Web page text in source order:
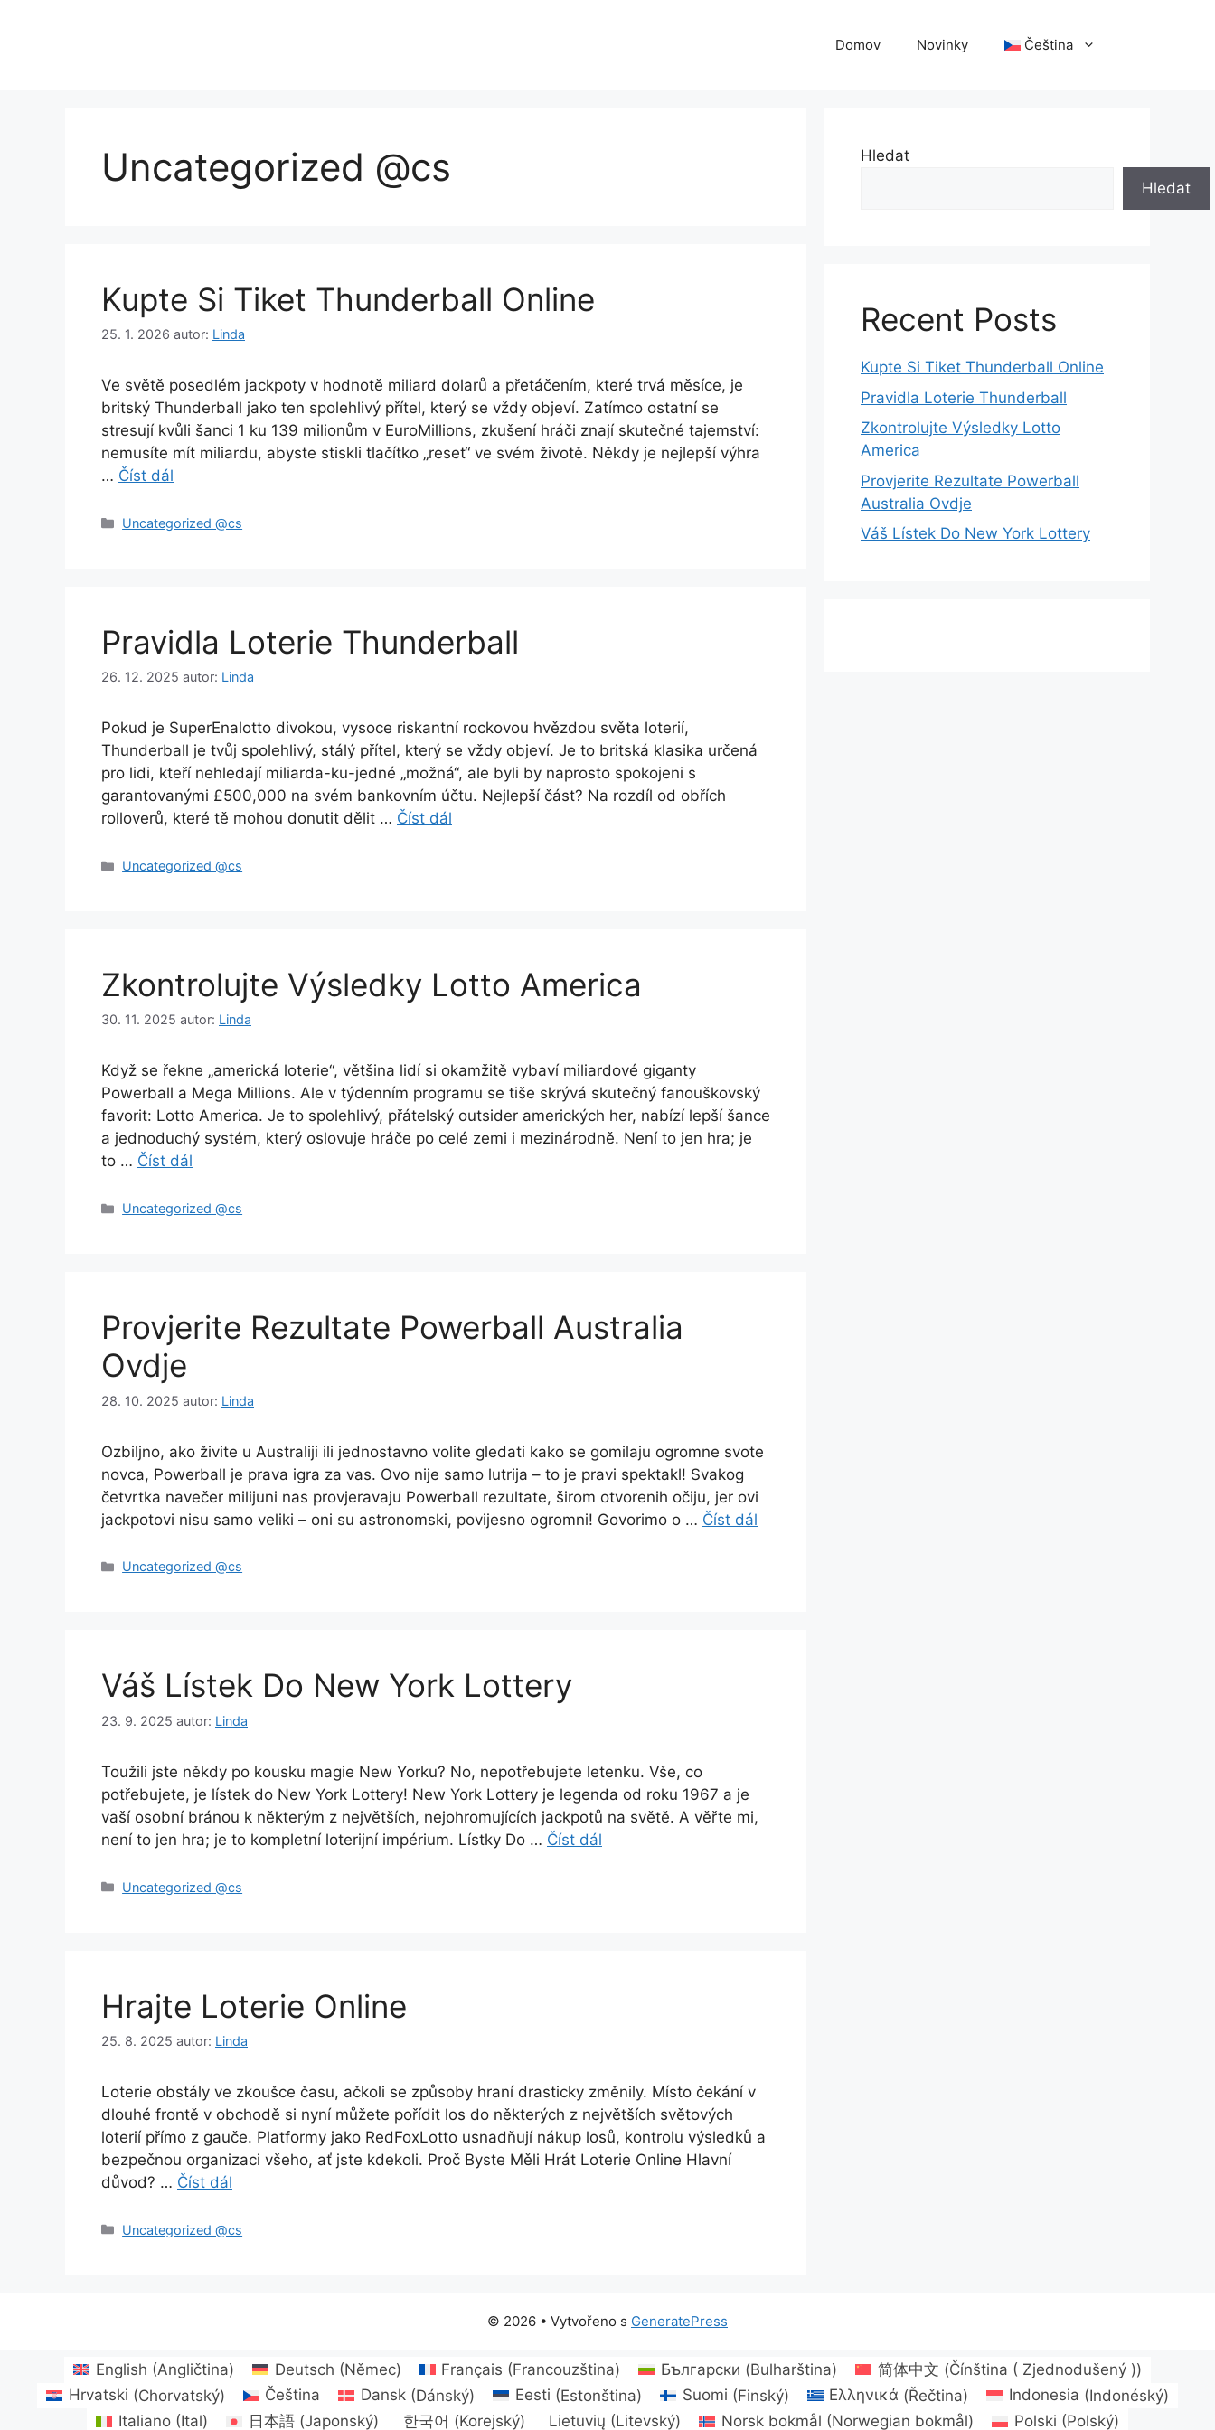
Domov Novinky Čeština
Uncategorized @cs
Kupte Si Tiket Thunderball Online
25. 1. 2026 autor: Linda
Ve světě posedlém jackpoty v hodnotě miliard dolarů a přetáčením, které trvá měsíce, je
britský Thunderball jako ten spolehlivý přítel, který se vždy objeví. Zatímco ostatní se
stresují kvůli šanci 1 ku 139 milionům v EuroMillions, zkušení hráči znají skutečné tajemství:
nemusíte mít miliardu, abyste stiskli tlačítko „reset“ ve svém životě. Někdy je nejlepší výhra
… Číst dál
Rubriky
Uncategorized @cs
Pravidla Loterie Thunderball
26. 12. 2025 autor: Linda
Pokud je SuperEnalotto divokou, vysoce riskantní rockovou hvězdou světa loterií,
Thunderball je tvůj spolehlivý, stálý přítel, který se vždy objeví. Je to britská klasika určená
pro lidi, kteří nehledají miliarda-ku-jedné „možná“, ale byli by naprosto spokojeni s
garantovanými £500,000 na svém bankovním účtu. Nejlepší část? Na rozdíl od obřích
rolloverů, které tě mohou donutit dělit … Číst dál
Rubriky
Uncategorized @cs
Zkontrolujte Výsledky Lotto America
30. 11. 2025 autor: Linda
Když se řekne „americká loterie“, většina lidí si okamžitě vybaví miliardové giganty
Powerball a Mega Millions. Ale v týdenním programu se tiše skrývá skutečný fanouškovský
favorit: Lotto America. Je to spolehlivý, přátelský outsider amerických her, nabízí lepší šance
a jednoduchý systém, který oslovuje hráče po celé zemi i mezinárodně. Není to jen hra; je
to … Číst dál
Rubriky
Uncategorized @cs
Provjerite Rezultate Powerball Australia
Ovdje
28. 10. 2025 autor: Linda
Ozbiljno, ako živite u Australiji ili jednostavno volite gledati kako se gomilaju ogromne svote
novca, Powerball je prava igra za vas. Ovo nije samo lutrija – to je pravi spektakl! Svakog
četvrtka navečer milijuni nas provjeravaju Powerball rezultate, širom otvorenih očiju, jer ovi
jackpotovi nisu samo veliki – oni su astronomski, povijesno ogromni! Govorimo o … Číst dál
Rubriky
Uncategorized @cs
Váš Lístek Do New York Lottery
23. 9. 2025 autor: Linda
Toužili jste někdy po kousku magie New Yorku? No, nepotřebujete letenku. Vše, co
potřebujete, je lístek do New York Lottery! New York Lottery je legenda od roku 1967 a je
vaší osobní bránou k některým z největších, nejohromujících jackpotů na světě. A věřte mi,
není to jen hra; je to kompletní loterijní impérium. Lístky Do … Číst dál
Rubriky
Uncategorized @cs
Hrajte Loterie Online
25. 8. 2025 autor: Linda
Loterie obstály ve zkoušce času, ačkoli se způsoby hraní drasticky změnily. Místo čekání v
dlouhé frontě v obchodě si nyní můžete pořídit los do některých z největších světových
loterií přímo z gauče. Platformy jako RedFoxLotto usnadňují nákup losů, kontrolu výsledků a
bezpečnou organizaci všeho, ať jste kdekoli. Proč Byste Měli Hrát Loterie Online Hlavní
důvod? … Číst dál
Rubriky
Uncategorized @cs
Hledat
Hledat
Recent Posts
Kupte Si Tiket Thunderball Online
Pravidla Loterie Thunderball
Zkontrolujte Výsledky Lotto
America
Provjerite Rezultate Powerball
Australia Ovdje
Váš Lístek Do New York Lottery
© 2026 • Vytvořeno s GeneratePress
English (Angličtina) Deutsch (Němec) Français (Francouzština) Български (Bulharština) 简体中文 (Čínština ( Zjednodušený ))
Hrvatski (Chorvatský) Čeština Dansk (Dánský) Eesti (Estonština) Suomi (Finský) Ελληνικά (Řečtina) Indonesia (Indonéský)
Italiano(Ital) 日本語(Japonský) 한국어 (Korejský) Lietuvių (Litevský) Norsk bokmål (Norwegian bokmål) Polski (Polský)